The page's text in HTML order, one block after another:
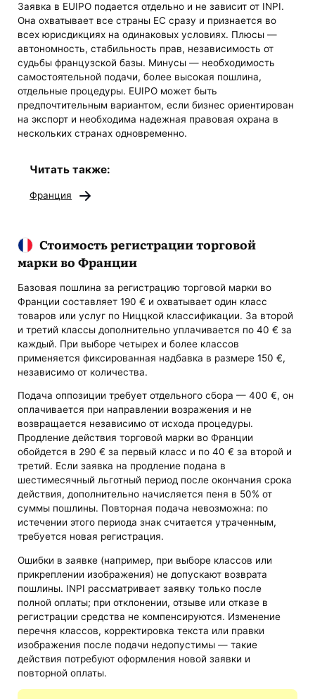
Заявка в EUIPO подается отдельно и не зависит от INPI.
Она охватывает все страны ЕС сразу и признается во
всех юрисдикциях на одинаковых условиях. Плюсы —
автономность, стабильность прав, независимость от
судьбы французской базы. Минусы — необходимость
самостоятельной подачи, более высокая пошлина,
отдельные процедуры. EUIPO может быть
предпочтительным вариантом, если бизнес ориентирован
на экспорт и необходима надежная правовая охрана в
нескольких странах одновременно.
Читать также:
Франция
Стоимость регистрации торговой
марки во Франции
Базовая пошлина за регистрацию торговой марки во
Франции составляет 190 € и охватывает один класс
товаров или услуг по Ниццкой классификации. За второй
и третий классы дополнительно уплачивается по 40 € за
каждый. При выборе четырех и более классов
применяется фиксированная надбавка в размере 150 €,
независимо от количества.
Подача оппозиции требует отдельного сбора — 400 €, он
оплачивается при направлении возражения и не
возвращается независимо от исхода процедуры.
Продление действия торговой марки во Франции
обойдется в 290 € за первый класс и по 40 € за второй и
третий. Если заявка на продление подана в
шестимесячный льготный период после окончания срока
действия, дополнительно начисляется пеня в 50% от
суммы пошлины. Повторная подача невозможна: по
истечении этого периода знак считается утраченным,
требуется новая регистрация.
Ошибки в заявке (например, при выборе классов или
прикреплении изображения) не допускают возврата
пошлины. INPI рассматривает заявку только после
полной оплаты; при отклонении, отзыве или отказе в
регистрации средства не компенсируются. Изменение
перечня классов, корректировка текста или правки
изображения после подачи недопустимы — такие
действия потребуют оформления новой заявки и
повторной оплаты.